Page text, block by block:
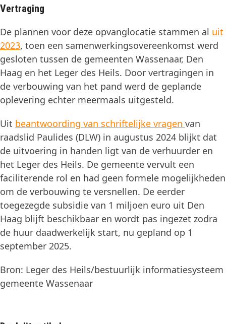
Vertraging
De plannen voor deze opvanglocatie stammen al uit
2023, toen een samenwerkingsovereenkomst werd
gesloten tussen de gemeenten Wassenaar, Den
Haag en het Leger des Heils. Door vertragingen in
de verbouwing van het pand werd de geplande
oplevering echter meermaals uitgesteld.
Uit beantwoording van schriftelijke vragen van
raadslid Paulides (DLW) in augustus 2024 blijkt dat
de uitvoering in handen ligt van de verhuurder en
het Leger des Heils. De gemeente vervult een
faciliterende rol en had geen formele mogelijkheden
om de verbouwing te versnellen. De eerder
toegezegde subsidie van 1 miljoen euro uit Den
Haag blijft beschikbaar en wordt pas ingezet zodra
de huur daadwerkelijk start, nu gepland op 1
september 2025.
Bron: Leger des Heils/bestuurlijk informatiesysteem
gemeente Wassenaar